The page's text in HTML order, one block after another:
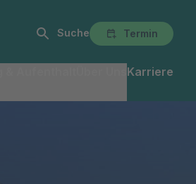
Suche Termin
Karriere